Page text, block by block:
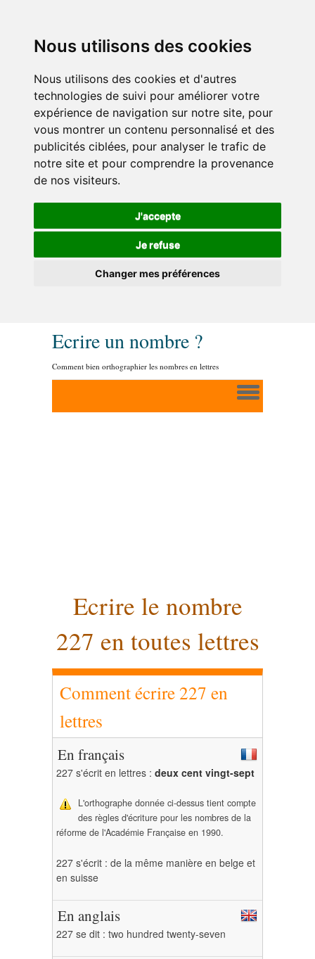
Nous utilisons des cookies
Nous utilisons des cookies et d'autres
technologies de suivi pour améliorer votre
expérience de navigation sur notre site, pour
vous montrer un contenu personnalisé et des
publicités ciblées, pour analyser le trafic de
notre site et pour comprendre la provenance
de nos visiteurs.
J'accepte
Je refuse
Changer mes préférences
Ecrire un nombre ?
Comment bien orthographier les nombres en lettres
Ecrire le nombre
227 en toutes lettres
Comment écrire 227 en
lettres
En français
227 s'écrit en lettres : deux cent vingt-sept
L'orthographe donnée ci-dessus tient compte
des règles d'écriture pour les nombres de la
réforme de l'Académie Française en 1990.
227 s'écrit : de la même manière en belge et
en suisse
En anglais
227 se dit : two hundred twenty-seven